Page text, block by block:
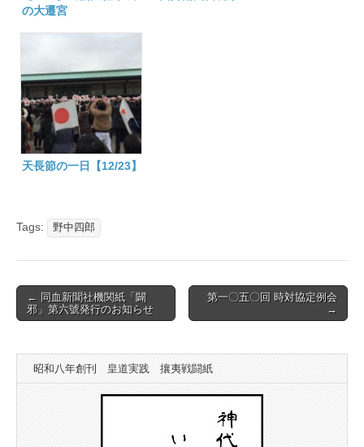
の大遷宮
天長節の一日【12/23】
Tags: 野中四郎
Post
navigation
← 同血新聞社機関紙「闢
邪」第六號発行のお知らせ
第一〇五〇回 時対協定例会
→
昭和八年創刊 皇道実践 攘夷戦闘紙